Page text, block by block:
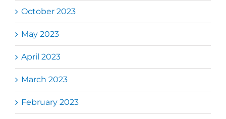
October 2023
May 2023
April 2023
March 2023
February 2023